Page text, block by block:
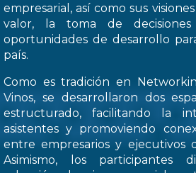
empresarial, así como sus
valor, la toma de
oportunidades de desarrollo
país.
Como es tradición en
Vinos, se desarrollaron dos
estructurado, facilitando la
asistentes y promoviendo
entre empresarios y ejecutivos
Asimismo, los participantes